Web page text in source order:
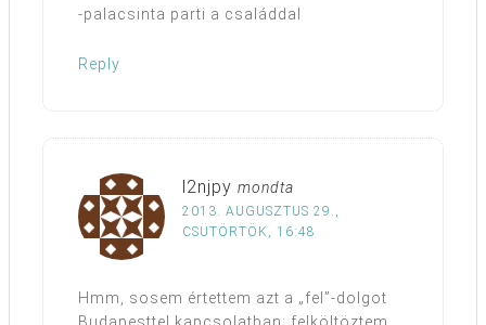
-palacsinta parti a családdal
Reply
l2njpy mondta
2013. AUGUSZTUS 29.,
CSÜTÖRTÖK, 16:48
Hmm, sosem értettem azt a „fel”-dolgot